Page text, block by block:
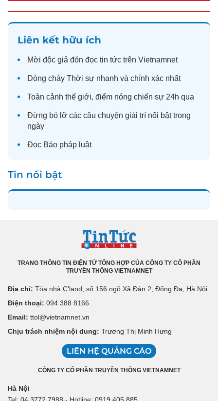
Liên kết hữu ích
Mời độc giả đón đọc tin tức trên Vietnamnet
Dòng chảy Thời sự nhanh và chính xác nhất
Toàn cảnh thế giới, điểm nóng chiến sự 24h qua
Đừng bỏ lỡ các câu chuyện giải trí nổi bật trong
ngày
Đọc Báo pháp luật
Tin nổi bật
TRANG THÔNG TIN ĐIỆN TỬ TỔNG HỢP CỦA CÔNG TY CỔ PHẦN
TRUYỀN THÔNG VIETNAMNET
Địa chỉ: Tòa nhà C’land, số 156 ngõ Xã Đàn 2, Đống Đa, Hà Nội
Điện thoại: 094 388 8166
Email: ttol@vietnamnet.vn
Chịu trách nhiệm nội dung: Trương Thị Minh Hưng
LIÊN HỆ QUẢNG CÁO
CÔNG TY CỔ PHẦN TRUYỀN THÔNG VIETNAMNET
Hà Nội